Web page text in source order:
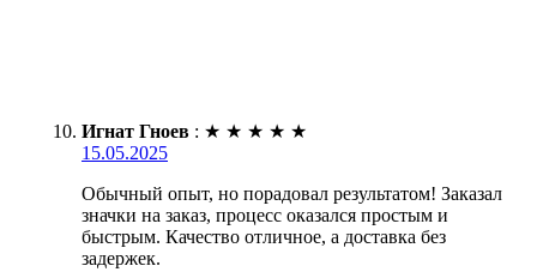
Игнат Гноев : ★ ★ ★ ★ ★
15.05.2025
Обычный опыт, но порадовал результатом! Заказал
значки на заказ, процесс оказался простым и
быстрым. Качество отличное, а доставка без
задержек.